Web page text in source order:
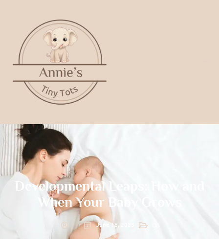
Developmental Leaps: How and
When Your Baby Grows
June 18, 2025